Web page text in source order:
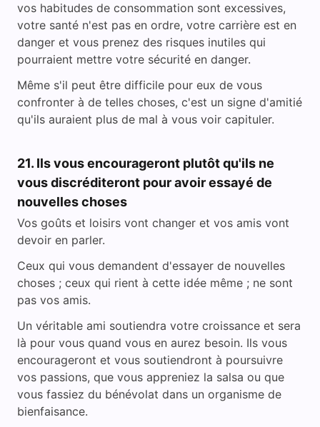
vos habitudes de consommation sont excessives,
votre santé n'est pas en ordre, votre carrière est en
danger et vous prenez des risques inutiles qui
pourraient mettre votre sécurité en danger.
Même s'il peut être difficile pour eux de vous
confronter à de telles choses, c'est un signe d'amitié
qu'ils auraient plus de mal à vous voir capituler.
21. Ils vous encourageront plutôt qu'ils ne
vous discréditeront pour avoir essayé de
nouvelles choses
Vos goûts et loisirs vont changer et vos amis vont
devoir en parler.
Ceux qui vous demandent d'essayer de nouvelles
choses ; ceux qui rient à cette idée même ; ne sont
pas vos amis.
Un véritable ami soutiendra votre croissance et sera
là pour vous quand vous en aurez besoin. Ils vous
encourageront et vous soutiendront à poursuivre
vos passions, que vous appreniez la salsa ou que
vous fassiez du bénévolat dans un organisme de
bienfaisance.